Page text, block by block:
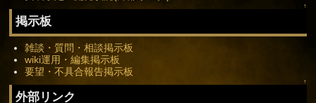
↑
掲示板
雑談・質問・相談掲示板
wiki運用・編集掲示板
要望・不具合報告掲示板
↑
外部リンク